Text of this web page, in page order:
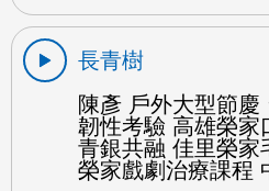
長青樹
陳彥 戶外大型節
韌性考驗 高雄榮家
青銀共融 佳里榮家
榮家戲劇治療課程